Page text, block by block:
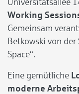
Working
Gemeinsam
Betkowski von der
Space“.
Eine gemütliche
moderne